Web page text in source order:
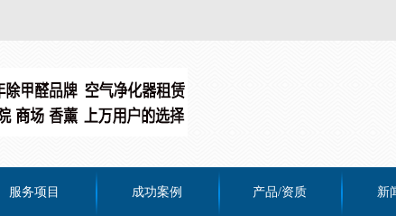
服务项目 成功案例 产品/资质 新